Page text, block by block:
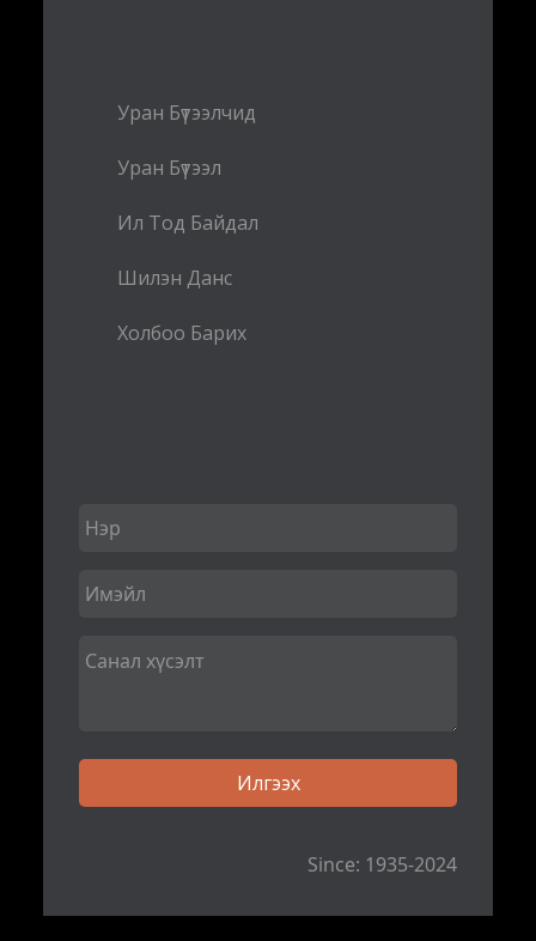
Уран Бүтээлчид
Уран Бүтээл
Ил Тод Байдал
Шилэн Данс
Холбоо Барих
Since: 1935-2024